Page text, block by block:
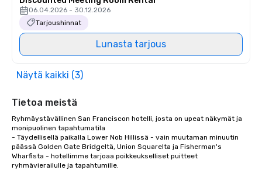
06.04.2026 - 30.12.2026
Tarjoushinnat
Lunasta tarjous
Näytä kaikki (3)
Tietoa meistä
Ryhmäystävällinen San Franciscon hotelli, josta on upeat näkymät ja
monipuolinen tapahtumatila
- Täydellisellä paikalla Lower Nob Hillissä - vain muutaman minuutin
päässä Golden Gate Bridgeltä, Union Squarelta ja Fisherman's
Wharfista - hotellimme tarjoaa poikkeukselliset puitteet
ryhmävierailulle ja tapahtumille.